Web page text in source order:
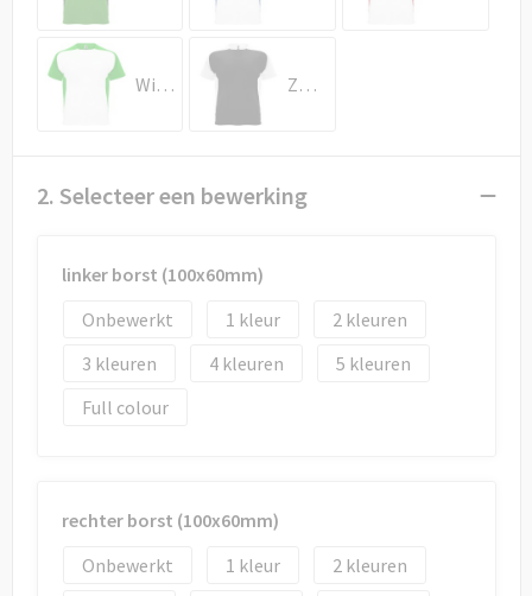
Papieren tassen
Wit/Varen groen Zwart/Wit
2. Selecteer een bewerking
linker borst (100x60mm)
Onbewerkt
1
2
3
4
5
Full colour
rechter borst (100x60mm)
Onbewerkt
1
2